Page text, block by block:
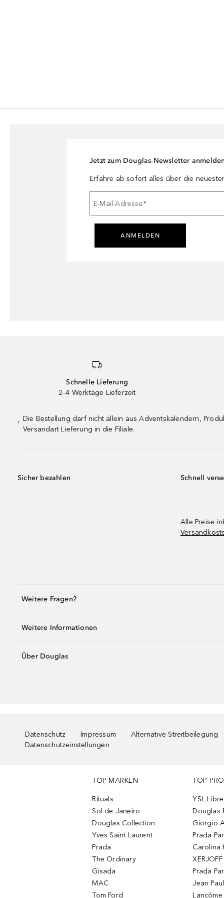
Jetzt zum Douglas-Newsletter
Erfahre ab sofort alles über die
E-Mail-Adresse*
ANMELDEN
Schnelle Lieferung
2–4 Werktage Lieferzeit
¹
Die Bestellung darf nicht allein aus Adventskalendern,
Versandart Lieferung in die Filiale.
Sicher bezahlen Schnell
Alle Preise
Weitere Fragen?
Weitere Informationen
Über Douglas
Datenschutz Impressum Alternative Streitbeilegung
Datenschutzeinstellungen
TOP-MARKEN
Rituals
Sol de Janeiro
Douglas Collection
Yves Saint Laurent
Prada
The Ordinary
Gisada
MAC
Tom Ford
TOP
YSL Libre
Douglas
Giorgio
Prada
Carolina
Prada
Jean